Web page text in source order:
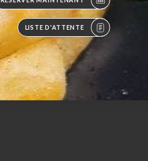
LISTE D'ATTENTE